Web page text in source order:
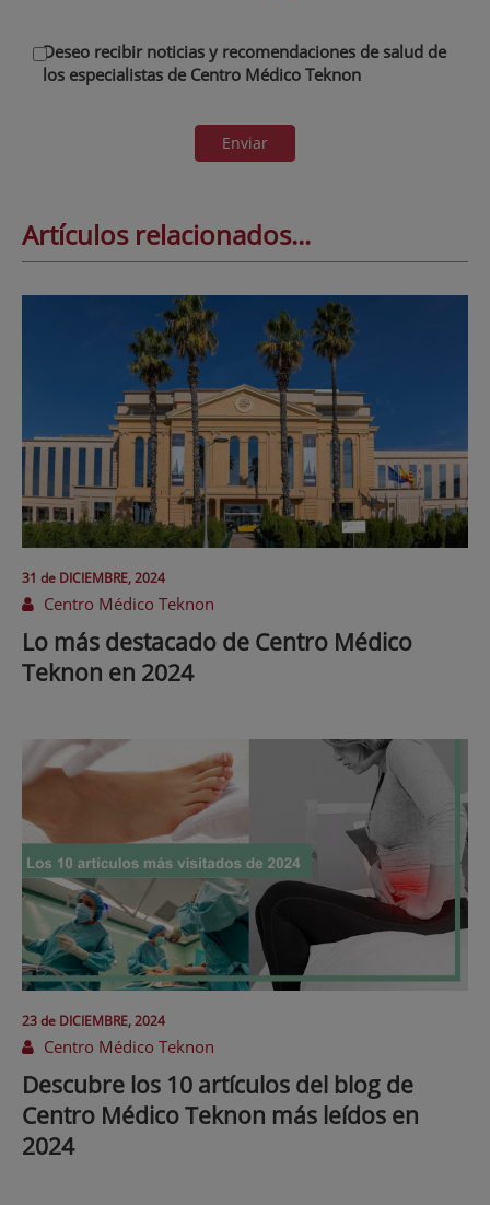
Deseo recibir noticias y recomendaciones de salud de
los especialistas de Centro Médico Teknon
Enviar
Artículos relacionados...
31 de DICIEMBRE, 2024
Centro Médico Teknon
Lo más destacado de Centro Médico
Teknon en 2024
23 de DICIEMBRE, 2024
Centro Médico Teknon
Descubre los 10 artículos del blog de
Centro Médico Teknon más leídos en
2024